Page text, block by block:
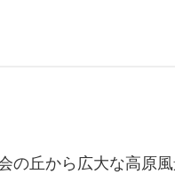
の丘から広大な高原